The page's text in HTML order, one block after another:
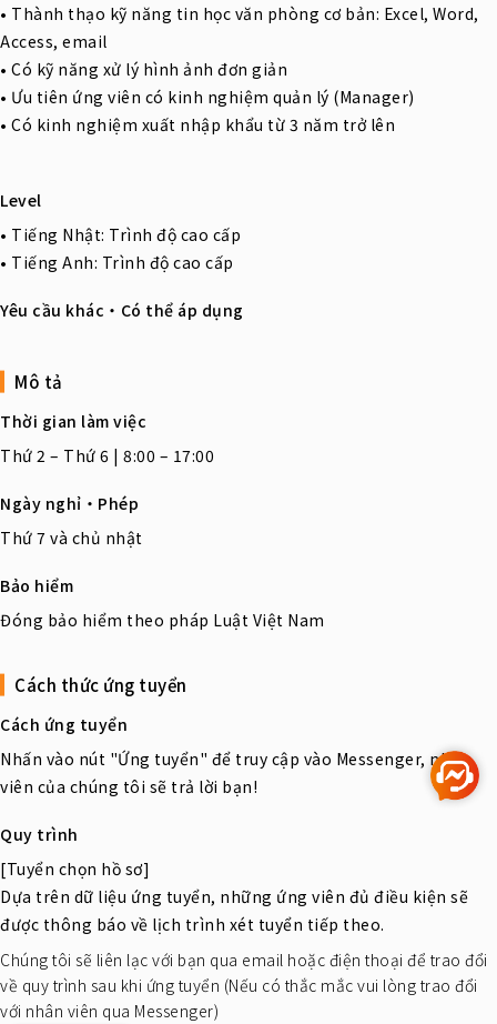
• Thành thạo kỹ năng tin học văn phòng cơ bản: Excel, Word,
Access, email
• Có kỹ năng xử lý hình ảnh đơn giản
• Ưu tiên ứng viên có kinh nghiệm quản lý (Manager)
• Có kinh nghiệm xuất nhập khẩu từ 3 năm trở lên
Level
• Tiếng Nhật: Trình độ cao cấp
• Tiếng Anh: Trình độ cao cấp
Yêu cầu khác・Có thể áp dụng
Mô tả
Thời gian làm việc
Thứ 2 – Thứ 6 | 8:00 – 17:00
Ngày nghỉ・Phép
Thứ 7 và chủ nhật
Bảo hiểm
Đóng bảo hiểm theo pháp Luật Việt Nam
Cách thức ứng tuyển
Cách ứng tuyển
Nhấn vào nút "Ứng tuyển" để truy cập vào Messenger, nhân
viên của chúng tôi sẽ trả lời bạn!
Quy trình
[Tuyển chọn hồ sơ]
Dựa trên dữ liệu ứng tuyển, những ứng viên đủ điều kiện sẽ
được thông báo về lịch trình xét tuyển tiếp theo.
Chúng tôi sẽ liên lạc với bạn qua email hoặc điện thoại để trao đổi
về quy trình sau khi ứng tuyển (Nếu có thắc mắc vui lòng trao đổi
với nhân viên qua Messenger)